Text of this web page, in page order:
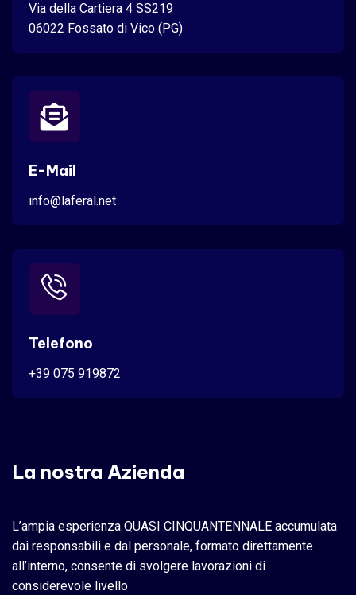
Via della Cartiera 4 SS219
06022 Fossato di Vico (PG)
E-Mail
info@laferal.net
Telefono
+39 075 919872
La nostra Azienda
L’ampia esperienza QUASI CINQUANTENNALE accumulata
dai responsabili e dal personale, formato direttamente
all’interno, consente di svolgere lavorazioni di
considerevole livello